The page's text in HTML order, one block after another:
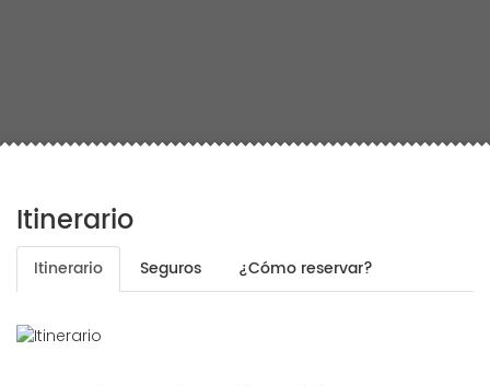
Itinerario
Itinerario Seguros ¿Cómo reservar?